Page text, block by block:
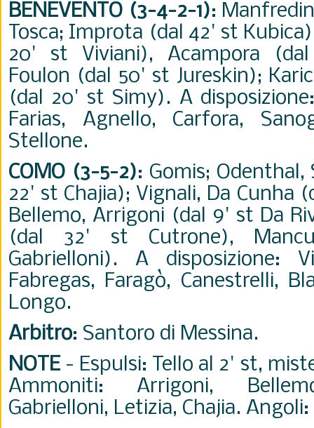
BENEVENTO (3-4-2-1):
Tosca; Improta (dal 42' st
20' st Viviani), Acampora
Foulon (dal 50' st Jureskin);
(dal 20' st Simy). A
Farias, Agnello, Carfora,
Stellone.
COMO (3-5-2): Gomis; Odenthal,
22' st Chajia); Vignali, Da Cunha
Bellemo, Arrigoni (dal 9' st Da
(dal 32' st Cutrone),
Gabrielloni). A disposizione:
Fabregas, Faragò, Canestrelli,
Longo.
Arbitro: Santoro di Messina.
NOTE - Espulsi: Tello al 2' st,
Ammoniti: Arrigoni,
Gabrielloni, Letizia, Chajia.